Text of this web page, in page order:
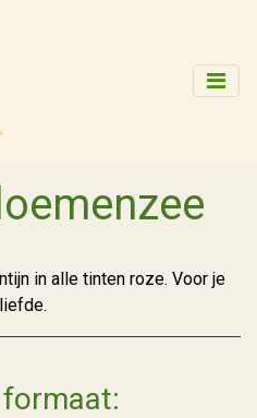
in alle tinten roze. Voor je